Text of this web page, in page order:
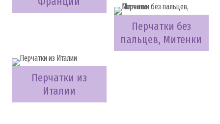
Перчатки без
пальцев, Митенки
Перчатки из
Италии